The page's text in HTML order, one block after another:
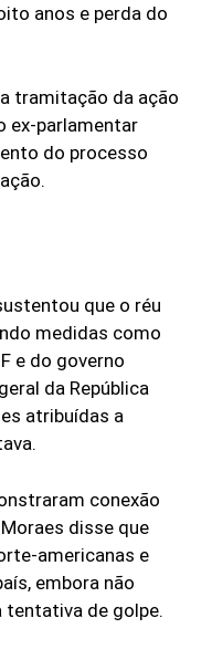
anos e perda do
tramitação da ação
ex-parlamentar
do processo
que o réu
medidas como
e do governo
da República
atribuídas a
conexão
disse que
americanas e
embora não
tentativa de golpe.